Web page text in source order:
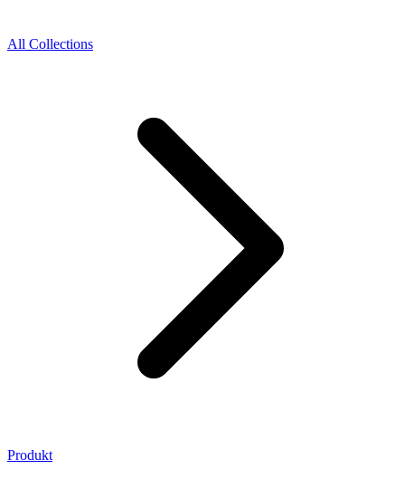
All Collections
Produkt